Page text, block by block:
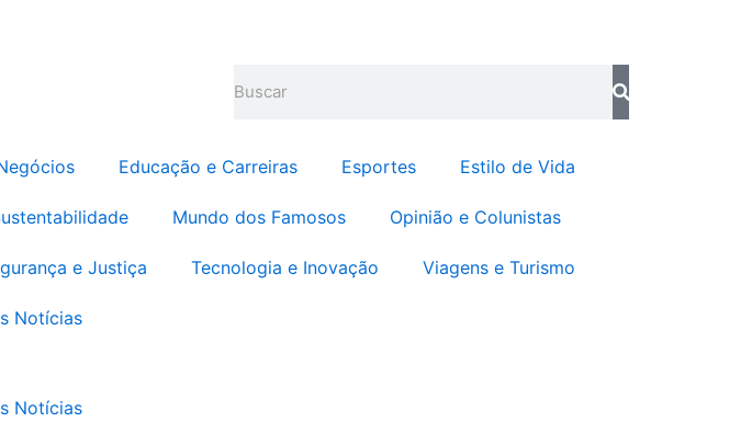
k
Educação e Carreiras Esportes Estilo de Vida
Mundo dos Famosos Opinião e Colunistas
e Justiça Tecnologia e Inovação Viagens e Turismo
Notícias
Notícias